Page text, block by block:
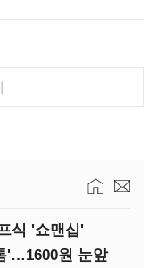
식 '쇼맨십'
'…1600원 눈앞